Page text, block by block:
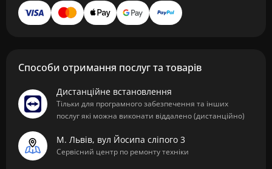
Способи отримання послуг та товарів
Дистанційне встановлення
Тільки для програмного забезпечення та інших
послуг які можна виконати віддалено (дистанційно)
М. Львів, вул Йосипа сліпого 3
Сервісний центр по ремонту техніки